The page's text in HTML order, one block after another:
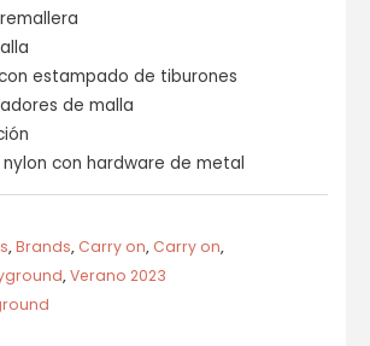
estampado de tiburones
de malla
con hardware de metal
,Brands, Carry on, Carry on,
,Verano 2023